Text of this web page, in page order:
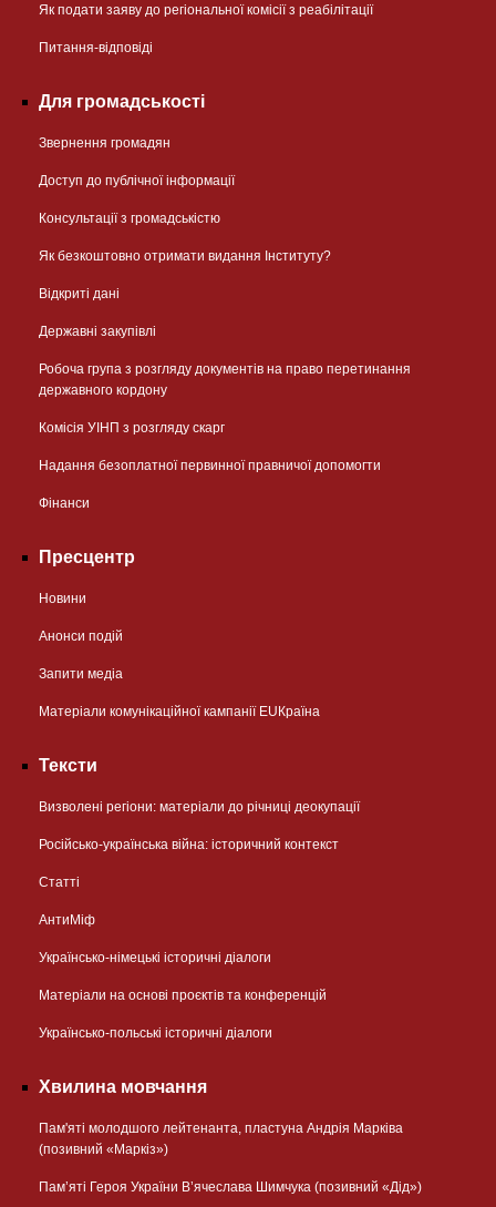
Як подати заяву до регіональної комісії з реабілітації
Питання-відповіді
Для громадськості
Звернення громадян
Доступ до публічної інформації
Консультації з громадськістю
Як безкоштовно отримати видання Інституту?
Відкриті дані
Державні закупівлі
Робоча група з розгляду документів на право перетинання
державного кордону
Комісія УІНП з розгляду скарг
Надання безоплатної первинної правничої допомогти
Фінанси
Пресцентр
Новини
Анонси подій
Запити медіа
Матеріали комунікаційної кампанії EUКраїна
Тексти
Визволені регіони: матеріали до річниці деокупації
Російсько-українська війна: історичний контекст
Статті
АнтиМіф
Українсько-німецькі історичні діалоги
Матеріали на основі проєктів та конференцій
Українсько-польські історичні діалоги
Хвилина мовчання
Пам'яті молодшого лейтенанта, пластуна Андрія Марківа
(позивний «Маркіз»)
Пам’яті Героя України В’ячеслава Шимчука (позивний «Дід»)